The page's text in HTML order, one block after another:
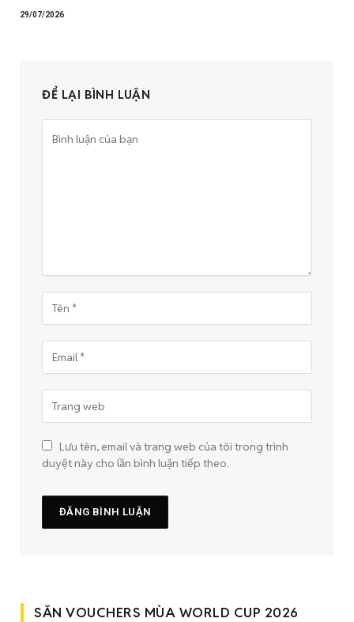
29/07/2026
ĐỂ LẠI BÌNH LUẬN
Lưu tên, email và trang web của tôi trong trình
duyệt này cho lần bình luận tiếp theo.
SĂN VOUCHERS MÙA WORLD CUP 2026